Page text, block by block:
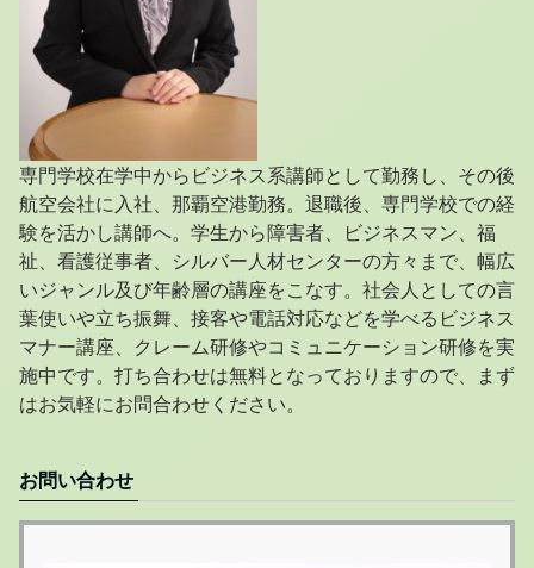
専門学校在学中からビジネス系講師として勤務し、その後
航空会社に入社、那覇空港勤務。退職後、専門学校での経
験を活かし講師へ。学生から障害者、ビジネスマン、福
祉、看護従事者、シルバー人材センターの方々まで、幅広
いジャンル及び年齢層の講座をこなす。社会人としての言
葉使いや立ち振舞、接客や電話対応などを学べるビジネス
マナー講座、クレーム研修やコミュニケーション研修を実
施中です。打ち合わせは無料となっておりますので、まず
はお気軽にお問合わせください。
お問い合わせ